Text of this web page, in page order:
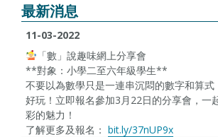
最新消息
11-03-2022
「數」說趣味網上分享會
**對象：小學二至六年級學生**
不要以為數學只是一連串沉悶的數字和算式
好玩！立即報名參加3月22日的分享會，一
彩的魅力！
了解更多及報名： bit.ly/37nUP9x